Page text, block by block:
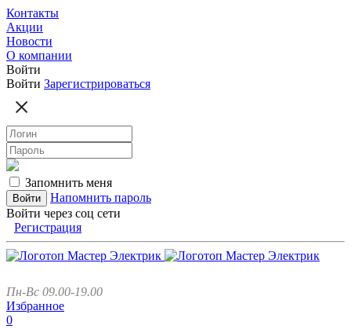
Контакты
Акции
Новости
О компании
Войти
Войти Зарегистрироваться
Запомнить меня
Напомнить пароль
Войти через соц сети
Регистрация
Пн-Вс 09.00-19.00
Избранное
0